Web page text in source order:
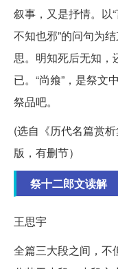
叙事，又是抒情。以
不知也邪”的问句为
思。明知死后无知，
已。“尚飨”，是祭文
祭品吧。
(选自《历代名篇赏
版，有删节）
祭十二郎文读解
王思宇
全篇三大段之间，不